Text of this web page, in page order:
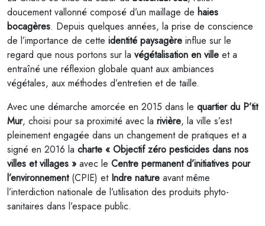
doucement vallonné composé d’un maillage de haies
bocagères. Depuis quelques années, la prise de conscience
de l’importance de cette identité paysagère influe sur le
regard que nous portons sur la végétalisation en ville et a
entraîné une réflexion globale quant aux ambiances
végétales, aux méthodes d’entretien et de taille.
Avec une démarche amorcée en 2015 dans le quartier du P’tit
Mur, choisi pour sa proximité avec la rivière, la ville s’est
pleinement engagée dans un changement de pratiques et a
signé en 2016 la charte « Objectif zéro pesticides dans nos
villes et villages » avec le Centre permanent d’initiatives pour
l’environnement(CPIE) etIndre nature avant même
l’interdiction nationale de l’utilisation des produits phyto-
sanitaires dans l’espace public.